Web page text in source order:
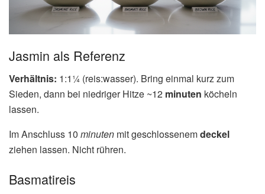
Jasmin als Referenz
Verhältnis: 1:1¼ (reis:wasser). Bring einmal kurz zum
Sieden, dann bei niedriger Hitze ~12 minuten köcheln
lassen.
Im Anschluss 10 minuten mit geschlossenemdeckel
ziehen lassen. Nicht rühren.
Basmatireis